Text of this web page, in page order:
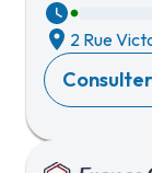
2 Rue